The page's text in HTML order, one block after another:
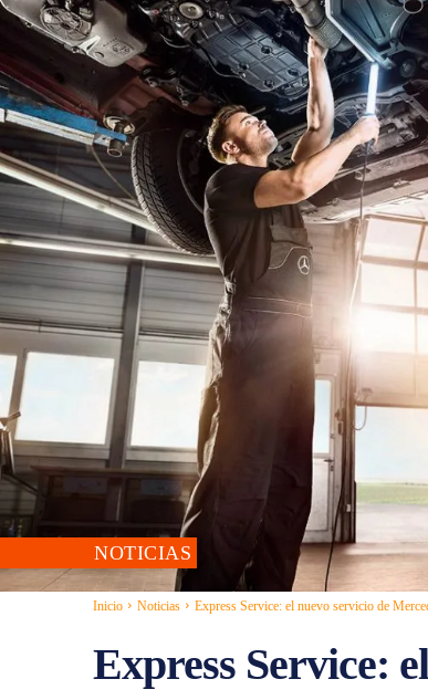
NOTICIAS
Inicio Noticias Express Service: el nuevo servicio de
Express Service: